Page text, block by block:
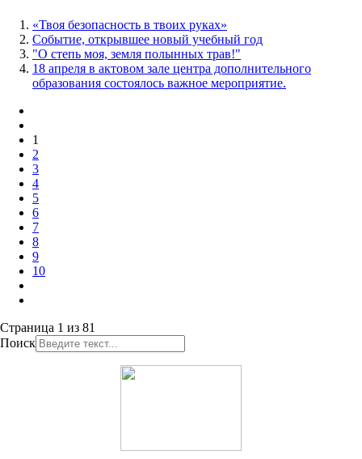
«Твоя безопасность в твоих руках»
Событие, открывшее новый учебный год
"О степь моя, земля полынных трав!"
18 апреля в актовом зале центра дополнительного
образования состоялось важное мероприятие.
1
2
3
4
5
6
7
8
9
10
Страница 1 из 81
Поиск